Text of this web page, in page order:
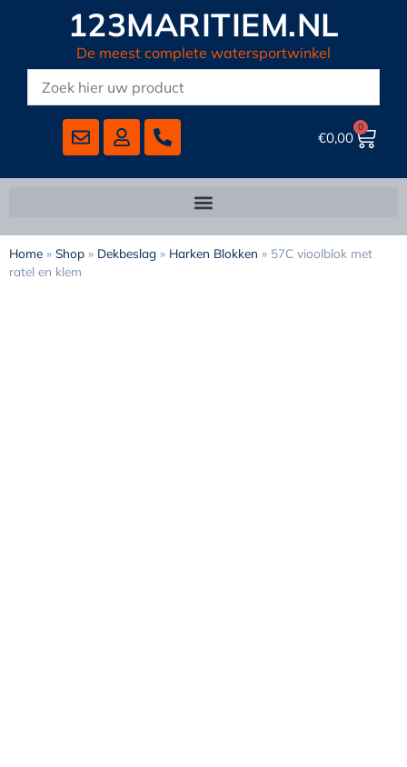
123MARITIEM.NL
De meest complete watersportwinkel
€0,00
0
Home » Shop » Dekbeslag » Harken Blokken » 57C vioolblok met
ratel en klem